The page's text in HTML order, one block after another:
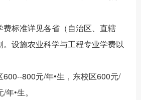
费标准详见各省（自治区、直辖
设施农业科学与工程专业学费以
800元/年•生，东校区600元/
•生。